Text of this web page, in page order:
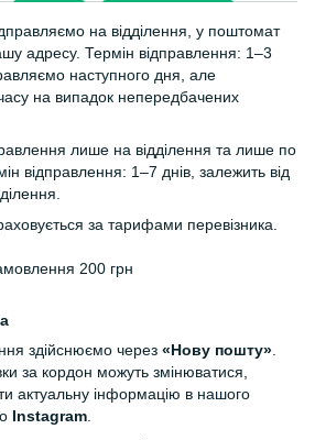
на відділення, у поштомат
адресу. Термін відправлення: 1–3
наступного дня, але
на випадок непередбачених
лише на відділення та лише по
відправлення: 1–7 днів, залежить від
за тарифами перевізника.
200 грн
здійснюємо через «Нову пошту».
за кордон можуть змінюватися,
актуальну інформацію в нашого
Instagram.